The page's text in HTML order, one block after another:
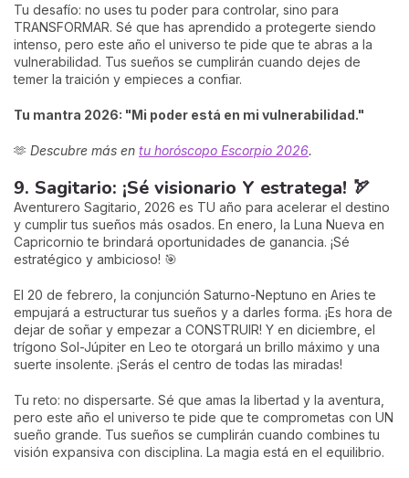
Tu desafío: no uses tu poder para controlar, sino para
TRANSFORMAR. Sé que has aprendido a protegerte siendo
intenso, pero este año el universo te pide que te abras a la
vulnerabilidad. Tus sueños se cumplirán cuando dejes de
temer la traición y empieces a confiar.
Tu mantra 2026: "Mi poder está en mi vulnerabilidad."
🫶 Descubre más en tu horóscopo Escorpio 2026.
9. Sagitario: ¡Sé visionario Y estratega! 🏹
Aventurero Sagitario, 2026 es TU año para acelerar el destino
y cumplir tus sueños más osados. En enero, la Luna Nueva en
Capricornio te brindará oportunidades de ganancia. ¡Sé
estratégico y ambicioso! 🎯
El 20 de febrero, la conjunción Saturno-Neptuno en Aries te
empujará a estructurar tus sueños y a darles forma. ¡Es hora de
dejar de soñar y empezar a CONSTRUIR! Y en diciembre, el
trígono Sol-Júpiter en Leo te otorgará un brillo máximo y una
suerte insolente. ¡Serás el centro de todas las miradas!
Tu reto: no dispersarte. Sé que amas la libertad y la aventura,
pero este año el universo te pide que te comprometas con UN
sueño grande. Tus sueños se cumplirán cuando combines tu
visión expansiva con disciplina. La magia está en el equilibrio.